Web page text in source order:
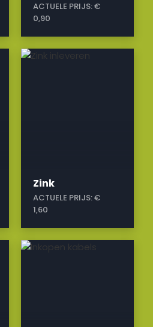
ACTUELE PRIJS:€
0,90
Zink
ACTUELE PRIJS:€
1,60
a
a